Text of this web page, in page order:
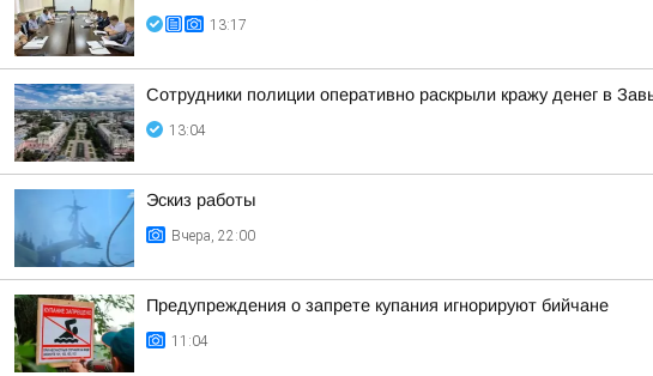
13:17
Сотрудники полиции оперативно раскрыли кражу денег в
13:04
Эскиз работы
Вчера, 22:00
Предупреждения о запрете купания игнорируют бийчане
11:04